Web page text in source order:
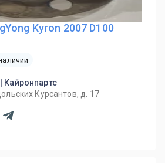
Kyron 2007 D100
Кайронпартс
Курсантов, д. 17